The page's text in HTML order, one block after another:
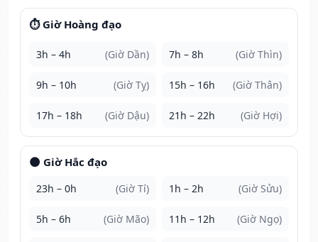
⏱️ Giờ Hoàng đạo
3h – 4h (Giờ Dần) 7h – 8h (Giờ Thìn)
9h – 10h (Giờ Tỵ) 15h – 16h (Giờ Thân)
17h – 18h (Giờ Dậu) 21h – 22h (Giờ Hợi)
🌑 Giờ Hắc đạo
23h – 0h (Giờ Tí) 1h – 2h (Giờ Sửu)
5h – 6h (Giờ Mão) 11h – 12h (Giờ Ngọ)